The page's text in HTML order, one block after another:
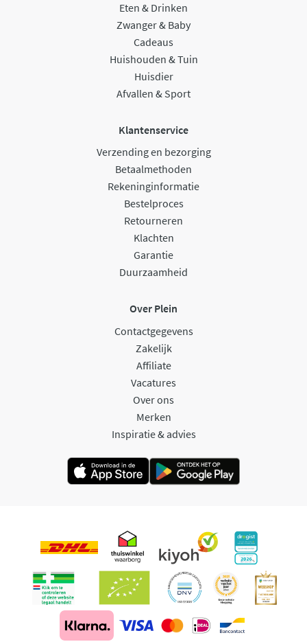
Eten & Drinken
Zwanger & Baby
Cadeaus
Huishouden & Tuin
Huisdier
Afvallen & Sport
Klantenservice
Verzending en bezorging
Betaalmethoden
Rekeninginformatie
Bestelproces
Retourneren
Klachten
Garantie
Duurzaamheid
Over Plein
Contactgegevens
Zakelijk
Affiliate
Vacatures
Over ons
Merken
Inspiratie & advies